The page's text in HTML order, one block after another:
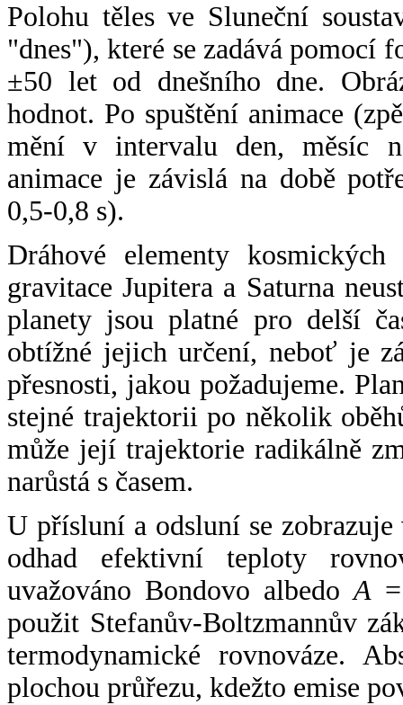
Polohu těles ve Sluneční
"dnes"), které se zadává pomocí
±50 let od dnešního dne.
hodnot. Po spuštění animace
mění v intervalu den, měsíc
animace je závislá na době
0,5-0,8 s).
Dráhové elementy
gravitace Jupitera a Saturna
planety jsou platné pro delší
obtížné jejich určení, neboť je
přesnosti, jakou požadujeme.
stejné trajektorii po několik
může její trajektorie radikálně
narůstá s časem.
U přísluní a odsluní se
odhad efektivní teploty
uvažováno Bondovo albedoA
použit Stefanův-Boltzmannův
termodynamické rovnováze.
plochou průřezu, kdežto emise